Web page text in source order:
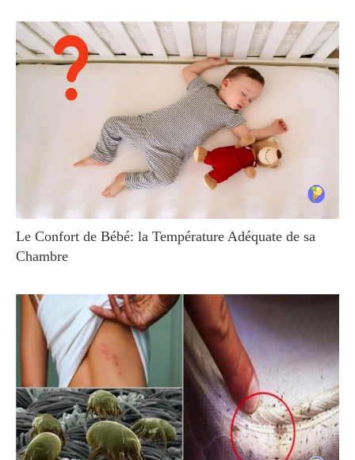
Le Confort de Bébé: la Température Adéquate de sa
Chambre